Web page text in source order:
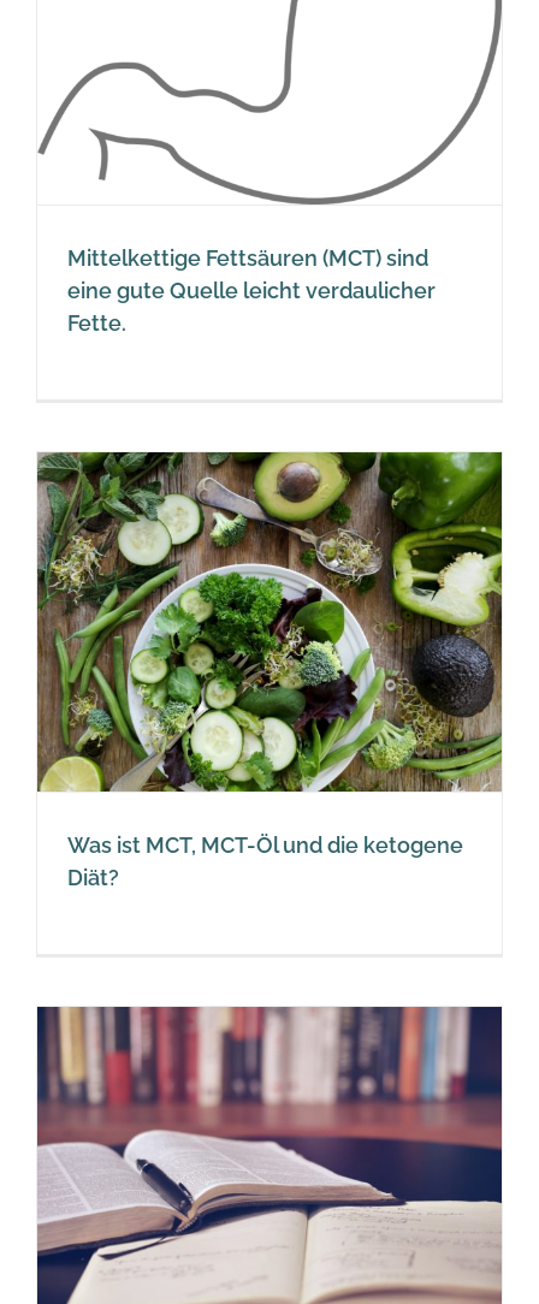
Mittelkettige Fettsäuren (MCT) sind
eine gute Quelle leicht verdaulicher
Fette.
Was ist MCT, MCT-Öl und die ketogene
Diät?